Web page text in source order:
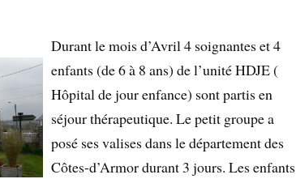
Durant le mois d’Avril 4 soignantes et 4
enfants (de 6 à 8 ans) de l’unité HDJE (
Hôpital de jour enfance) sont partis en
séjour thérapeutique. Le petit groupe a
posé ses valises dans le département des
Côtes-d’Armor durant 3 jours. Les enfants